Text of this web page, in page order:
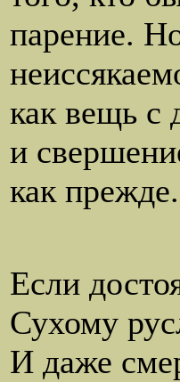
парение.
как вещь с
и
как
в
Если
Сухому
И даже